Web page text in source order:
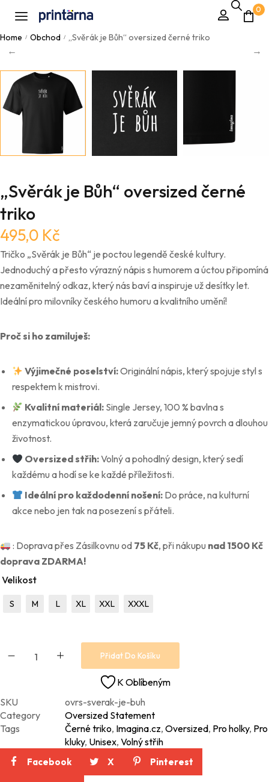
0
Home / Obchod / „Svěrák je Bůh“ oversized černé triko
„Svěrák je Bůh“ oversized černé
triko
495,0 Kč
Tričko „Svěrák je Bůh“ je poctou legendě české kultury.
Jednoduchý a přesto výrazný nápis s humorem a úctou připomíná
nezaměnitelný odkaz, který nás baví a inspiruje už desítky let.
Ideální pro milovníky českého humoru a kvalitního umění!
Proč si ho zamiluješ:
Výjimečné poselství:Originální nápis, který spojuje styl s
respektem k mistrovi.
Kvalitní materiál: Single Jersey, 100 % bavlna s
enzymatickou úpravou, která zaručuje jemný povrch a dlouhou
životnost.
Oversized střih:Volný a pohodlný design, který sedí
každému a hodí se ke každé příležitosti.
Ideální pro každodenní nošení: Do práce, na kulturní
akce nebo jen tak na posezení s přáteli.
: Doprava přes Zásilkovnu od 75 Kč, při nákupu nad 1500 Kč
doprava ZDARMA!
Velikost
S M L XL XXL XXXL
Přidat Do Košíku
K Oblíbeným
SKU
ovrs-sverak-je-buh
Category
Oversized Statement
Tags
Černé triko, Imagina.cz, Oversized, Pro holky, Pro
kluky, Unisex, Volný střih
Facebook X Pinterest